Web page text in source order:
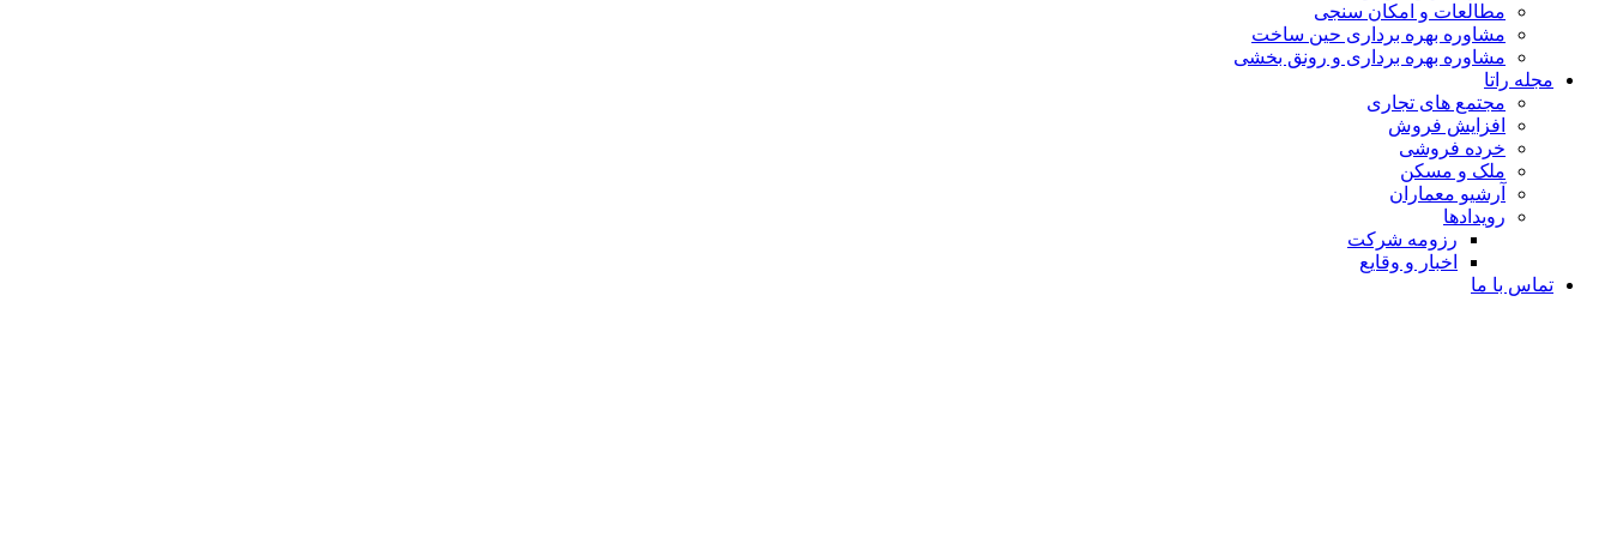
مطالعات و امکان سنجی
مشاوره بهره برداری حین ساخت
مشاوره بهره برداری و رونق بخشی
مجله راتا
مجتمع های تجاری
افزایش فروش
خرده فروشی
ملک و مسکن
آرشیو معماران
رویدادها
رزومه شرکت
اخبار و وقایع
تماس با ما